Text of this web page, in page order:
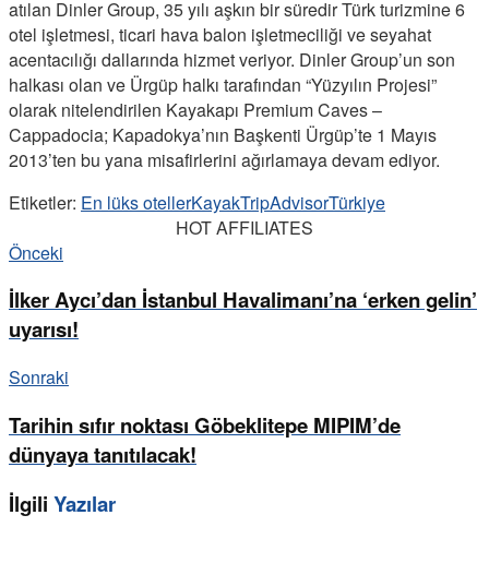
atılan Dinler Group, 35 yılı aşkın bir süredir Türk turizmine 6
otel işletmesi, ticari hava balon işletmeciliği ve seyahat
acentacılığı dallarında hizmet veriyor. Dinler Group’un son
halkası olan ve Ürgüp halkı tarafından “Yüzyılın Projesi”
olarak nitelendirilen Kayakapı Premium Caves –
Cappadocia; Kapadokya’nın Başkenti Ürgüp’te 1 Mayıs
2013’ten bu yana misafirlerini ağırlamaya devam ediyor.
Etiketler: En lüks otellerKayakTripAdvisorTürkiye
HOT AFFILIATES
Önceki
İlker Aycı’dan İstanbul Havalimanı’na ‘erken gelin’
uyarısı!
Sonraki
Tarihin sıfır noktası Göbeklitepe MIPIM’de
dünyaya tanıtılacak!
İlgili Yazılar